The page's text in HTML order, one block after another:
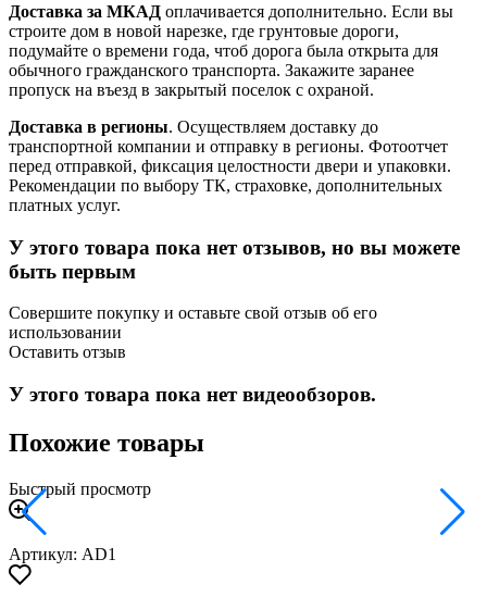
Доставка за МКАД оплачивается дополнительно. Если вы
строите дом в новой нарезке, где грунтовые дороги,
подумайте о времени года, чтоб дорога была открыта для
обычного гражданского транспорта. Закажите заранее
пропуск на въезд в закрытый поселок с охраной.
Доставка в регионы. Осуществляем доставку до
транспортной компании и отправку в регионы. Фотоотчет
перед отправкой, фиксация целостности двери и упаковки.
Рекомендации по выбору ТК, страховке, дополнительных
платных услуг.
У этого товара пока нет отзывов, но вы можете
быть первым
Совершите покупку и оставьте свой отзыв об его
использовании
Оставить отзыв
У этого товара пока нет видеообзоров.
Похожие товары
Быстрый просмотр
Артикул: AD1